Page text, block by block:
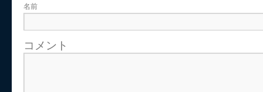
名前
コメント